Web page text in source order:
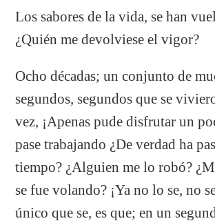
Los sabores de la vida, se han
¿Quién me devolviese el vigor?
Ocho décadas; un conjunto de
segundos, segundos que se
vez, ¡Apenas pude disfrutar un
pase trabajando ¿De verdad ha
tiempo? ¿Alguien me lo robó?
se fue volando? ¡Ya no lo se, no
único que se, es que; en un